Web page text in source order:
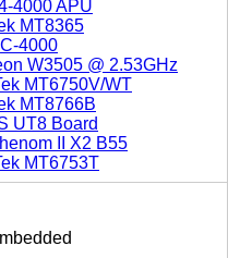
4000 APU
MT8365
4000
W3505 @ 2.53GHz
MT6750V/WT
MT8766B
UT8 Board
II X2 B55
MT6753T